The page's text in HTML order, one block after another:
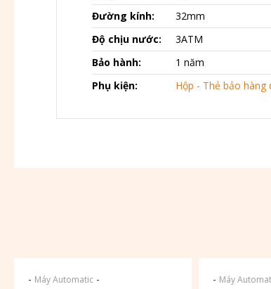
Đường kính:
32mm
Độ chịu nước:
3ATM
Bảo hành:
1 năm
Phụ kiện:
Hộp - Thẻ bảo hàng
- Máy Automatic - - Máy